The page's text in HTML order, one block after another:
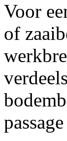
Voor
of